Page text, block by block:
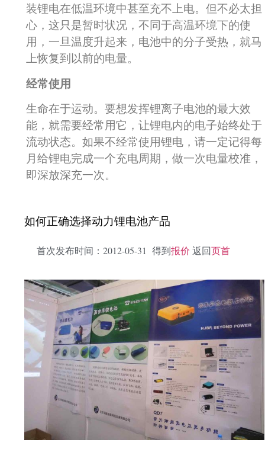
装锂电在低温环境中甚至充不上电。但不必太担
心，这只是暂时状况，不同于高温环境下的使
用，一旦温度升起来，电池中的分子受热，就马
上恢复到以前的电量。
经常使用
生命在于运动。要想发挥锂离子电池的最大效
能，就需要经常用它，让锂电内的电子始终处于
流动状态。如果不经常使用锂电，请一定记得每
月给锂电完成一个充电周期，做一次电量校准，
即深放深充一次。
如何正确选择动力锂电池产品
首次发布时间：2012-05-31 得到报价 返回页首